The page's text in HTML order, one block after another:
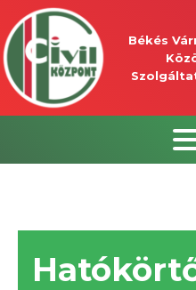
Békés